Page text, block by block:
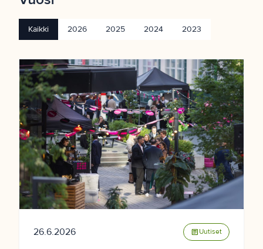
Kaikki 2026 2025 2024 2023
26.6.2026 article Uutiset